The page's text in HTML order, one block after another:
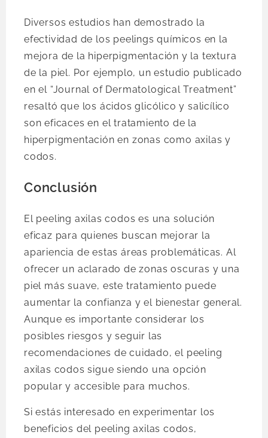
Diversos estudios han demostrado la
efectividad de los peelings químicos en la
mejora de la hiperpigmentación y la textura
de la piel. Por ejemplo, un estudio publicado
en el “Journal of Dermatological Treatment”
resaltó que los ácidos glicólico y salicílico
son eficaces en el tratamiento de la
hiperpigmentación en zonas como axilas y
codos.
Conclusión
El peeling axilas codos es una solución
eficaz para quienes buscan mejorar la
apariencia de estas áreas problemáticas. Al
ofrecer un aclarado de zonas oscuras y una
piel más suave, este tratamiento puede
aumentar la confianza y el bienestar general.
Aunque es importante considerar los
posibles riesgos y seguir las
recomendaciones de cuidado, el peeling
axilas codos sigue siendo una opción
popular y accesible para muchos.
Si estás interesado en experimentar los
beneficios del peeling axilas codos,